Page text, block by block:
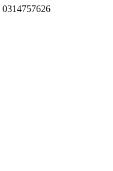
0314757626